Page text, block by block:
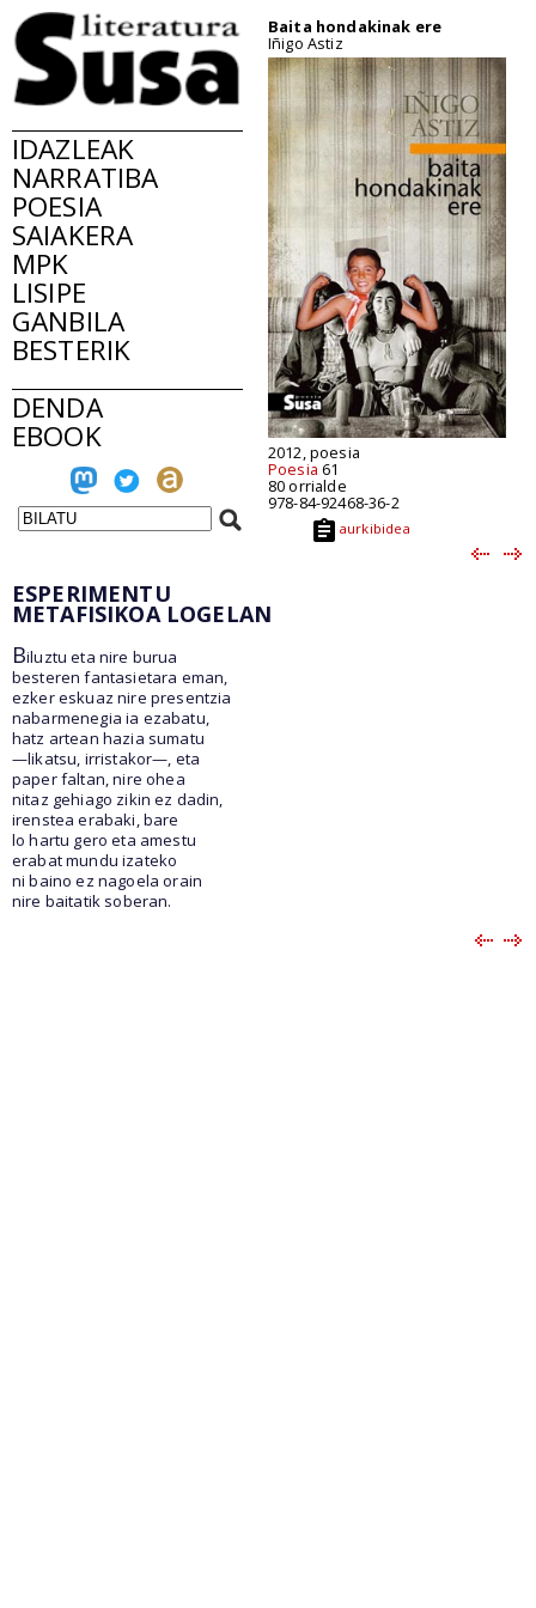
IDAZLEAK
NARRATIBA
POESIA
SAIAKERA
MPK
LISIPE
GANBILA
BESTERIK
DENDA
EBOOK
Baita hondakinak ere
Iñigo Astiz
2012, poesia
Poesia 61
80 orrialde
978-84-92468-36-2
aurkibidea
ESPERIMENTU
METAFISIKOA LOGELAN
Biluztu eta nire burua
besteren fantasietara eman,
ezker eskuaz nire presentzia
nabarmenegia ia ezabatu,
hatz artean hazia sumatu
—likatsu, irristakor—, eta
paper faltan, nire ohea
nitaz gehiago zikin ez dadin,
irenstea erabaki, bare
lo hartu gero eta amestu
erabat mundu izateko
ni baino ez nagoela orain
nire baitatik soberan.